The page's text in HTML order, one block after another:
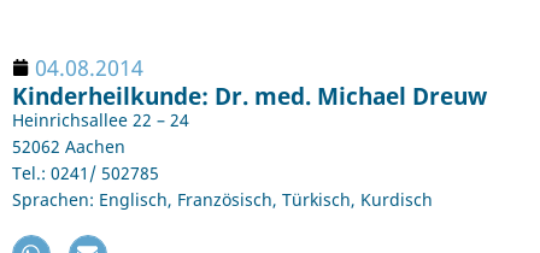
04.08.2014
Kinderheilkunde: Dr. med. Michael Dreuw
Heinrichsallee 22 – 24
52062 Aachen
Tel.: 0241/ 502785
Sprachen: Englisch, Französisch, Türkisch, Kurdisch